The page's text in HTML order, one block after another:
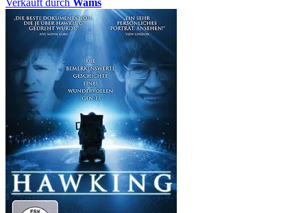
Verkauft durch Wams